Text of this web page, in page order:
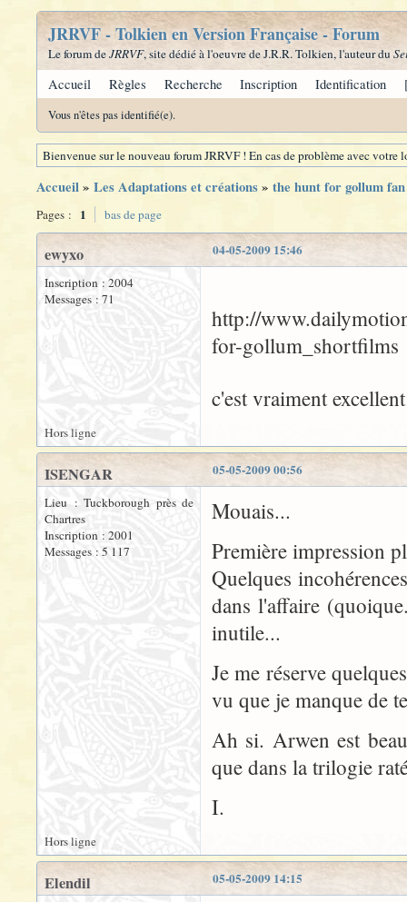
JRRVF - Tolkien en Version Française - Forum
Le forum deJRRVF, site dédié à l'oeuvre de J.R.R. Tolkien, l'auteur du
Accueil Règles Recherche Inscription Identification
Vous n'êtes pas identifié(e).
Bienvenue sur le nouveau forum JRRVF ! En cas de problème avec
Accueil» Les Adaptations et créations» the hunt for gollum
Pages : 1 bas de page
04-05-2009 15:46
ewyxo
Inscription : 2004
Messages : 71
http://
for-gollum_shortfilms
c'est vraiment
Hors ligne
05-05-2009 00:56
ISENGAR
Lieu : Tuckborough près de
Chartres
Inscription : 2001
Messages : 5 117
Mouais...
Première impression
Quelques
dans l'affaire
inutile...
Je me réserve
vu que je manque de
Ah si. Arwen est
que dans la trilogie
I.
Hors ligne
05-05-2009 14:15
Elendil